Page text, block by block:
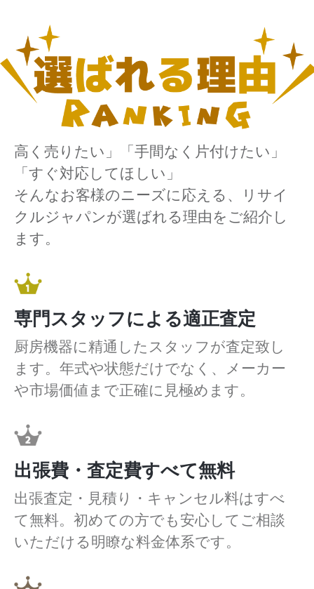
高く売りたい」「手間なく片付けたい」
「すぐ対応してほしい」
そんなお客様のニーズに応える、リサイ
クルジャパンが選ばれる理由をご紹介し
ます。
専門スタッフによる適正査定
厨房機器に精通したスタッフが査定致し
ます。年式や状態だけでなく、メーカー
や市場価値まで正確に見極めます。
出張費・査定費すべて無料
出張査定・見積り・キャンセル料はすべ
て無料。初めての方でも安心してご相談
いただける明瞭な料金体系です。